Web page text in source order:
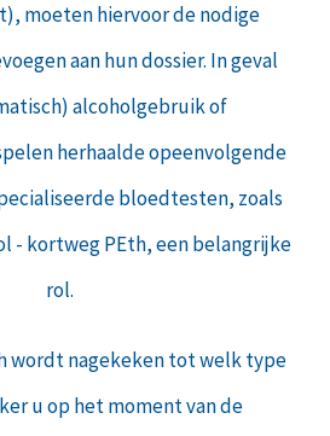
moeten hiervoor de nodige
aan hun dossier. In geval
alcoholgebruik of
herhaalde opeenvolgende
bloedtesten, zoals
- kortweg PEth, een belangrijke
rol.
wordt nagekeken tot welk type
u op het moment van de